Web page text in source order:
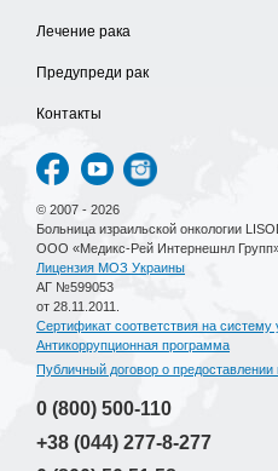
Лечение рака
Предупреди рак
Контакты
© 2007 - 2026
Больница израильской онкологии
ООО «Медикс-Рей Интернешнл
Лицензия МОЗ Украины
АГ №599053
от 28.11.2011.
Сертификат соответствия на систему
Антикоррупционная программа
Публичный договор о предоставлении
0 (800) 500-110
+38 (044) 277-8-277